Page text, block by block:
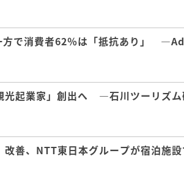
方で消費者62％は「抵抗あり」
光起業家」創出へ ―石川ツーリズム
善、NTT東日本グループが宿泊施設